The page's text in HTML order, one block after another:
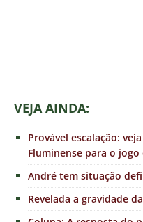
VEJA AINDA:
Provável escalação:
Fluminense para o
André tem situação
Revelada a gravidade